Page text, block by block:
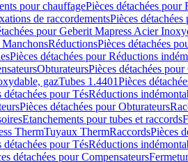
pour chauffagePièces détachées pour
de raccordementsPièces
pour Geberit Mapress Acier
ManchonsRéductionsPièces détachées
Pièces détachées pour Réductions
ObturateursPièces détachées
gazTubes 1.4401Pièces
détachées pour TésRéductions
Pièces détachées pour Obturateurs
Etanchements pour tubes et raccords
ThermTuyaux ThermRaccordsPièces
détachées pour TésRéductions
détachées pour Compensateurs